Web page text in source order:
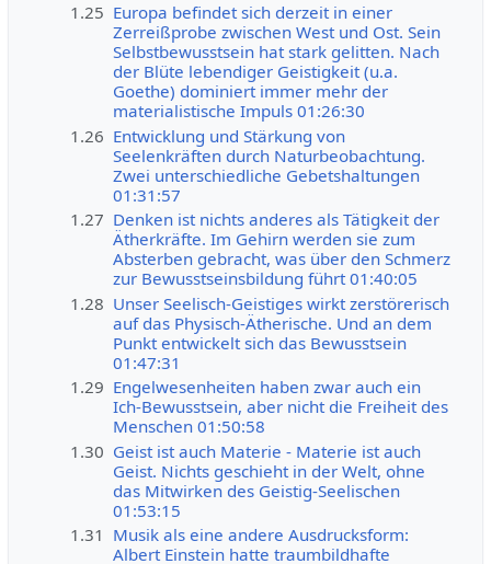
1.25 Europa befindet sich derzeit in einer
Zerreißprobe zwischen West und Ost. Sein
Selbstbewusstsein hat stark gelitten. Nach
der Blüte lebendiger Geistigkeit (u.a.
Goethe) dominiert immer mehr der
materialistische Impuls 01:26:30
1.26 Entwicklung und Stärkung von
Seelenkräften durch Naturbeobachtung.
Zwei unterschiedliche Gebetshaltungen
01:31:57
1.27 Denken ist nichts anderes als Tätigkeit der
Ätherkräfte. Im Gehirn werden sie zum
Absterben gebracht, was über den Schmerz
zur Bewusstseinsbildung führt 01:40:05
1.28 Unser Seelisch-Geistiges wirkt zerstörerisch
auf das Physisch-Ätherische. Und an dem
Punkt entwickelt sich das Bewusstsein
01:47:31
1.29 Engelwesenheiten haben zwar auch ein
Ich-Bewusstsein, aber nicht die Freiheit des
Menschen 01:50:58
1.30 Geist ist auch Materie - Materie ist auch
Geist. Nichts geschieht in der Welt, ohne
das Mitwirken des Geistig-Seelischen
01:53:15
1.31 Musik als eine andere Ausdrucksform:
Albert Einstein hatte traumbildhafte